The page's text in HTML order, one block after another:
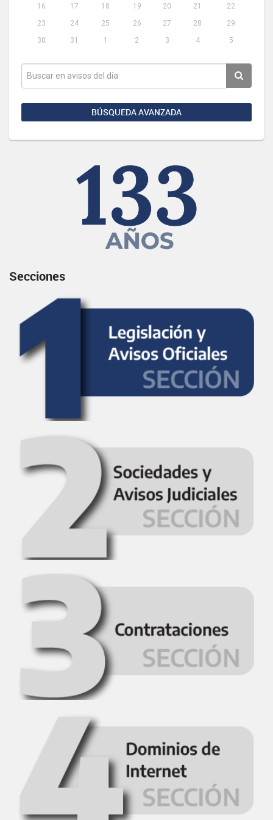
16
17 18 19 20 21
22
23
24 25 26 27 28
29
30
31 1 2 3 4 5
BÚSQUEDA AVANZADA
Secciones